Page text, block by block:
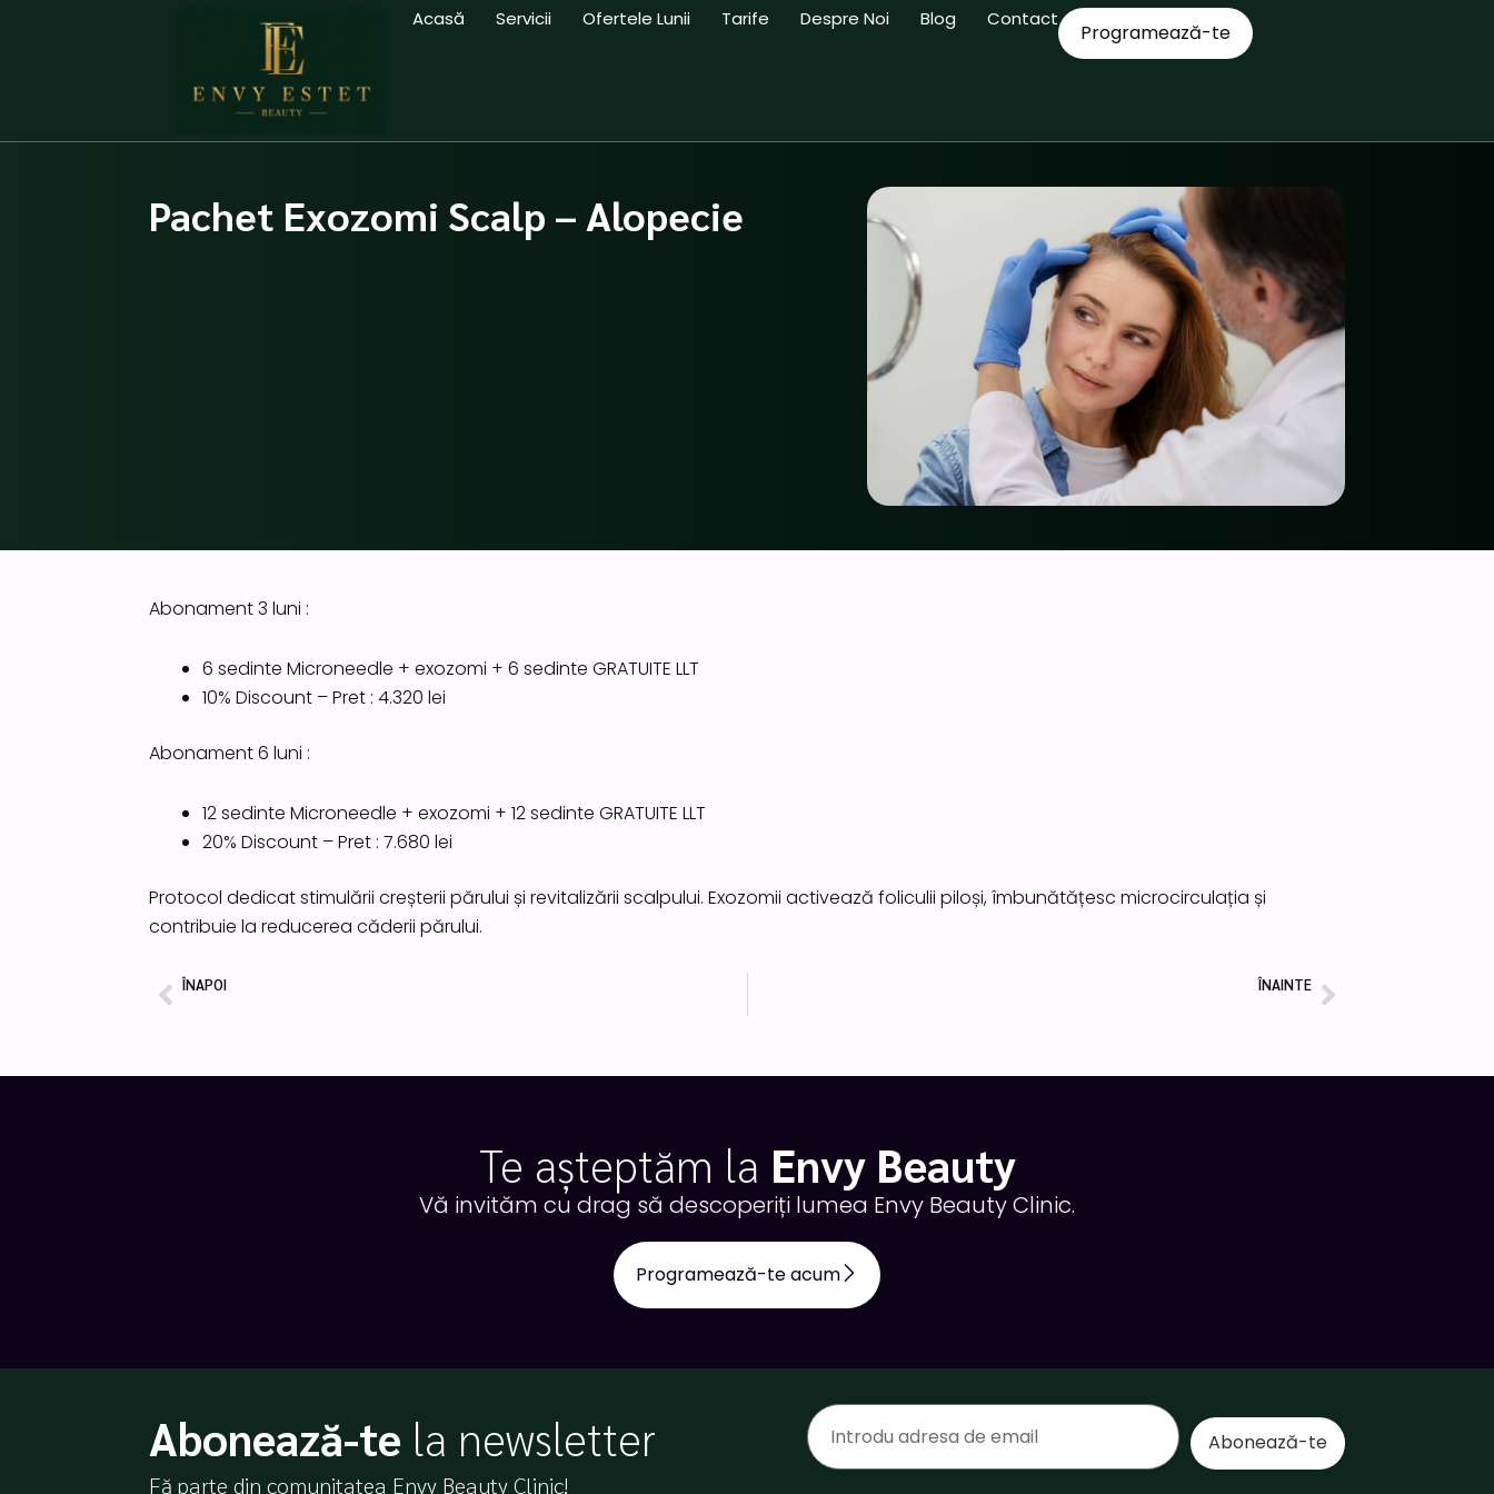
Acasă Servicii Ofertele Lunii Tarife Despre Noi Blog Contact
Programează-te
Pachet Exozomi Scalp – Alopecie
Abonament 3 luni :
6 sedinte Microneedle + exozomi + 6 sedinte GRATUITE LLT
⁠10% Discount – Pret : 4.320 lei
Abonament 6 luni :
12 sedinte Microneedle + exozomi + 12 sedinte GRATUITE LLT
⁠20% Discount – Pret : 7.680 lei
Protocol dedicat stimulării creșterii părului și revitalizării scalpului. Exozomii activează foliculii piloși, îmbunătățesc microcirculația și
contribuie la reducerea căderii părului.
Prev
ÎNAPOI ÎNAINTENext
Te așteptăm la Envy Beauty
Vă invităm cu drag să descoperiți lumea Envy Beauty Clinic.
Programează-te acum
Abonează-te la newsletter
Fă parte din comunitatea Envy Beauty Clinic!
Abonează-te